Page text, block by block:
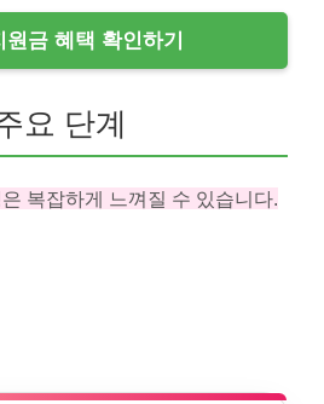
원금 혜택 확인하기
요 단계
복잡하게 느껴질 수 있습니다.